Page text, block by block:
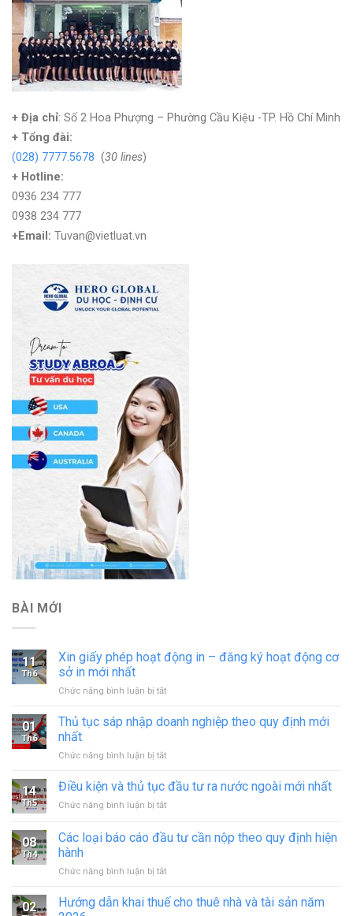
+ Địa chỉ: Số 2 Hoa Phượng – Phường Cầu Kiệu -TP. Hồ Chí Minh
+ Tổng đài:
(028) 7777.5678 (30 lines)
+ Hotline:
0936 234 777
0938 234 777
+Email: Tuvan@vietluat.vn
BÀI MỚI
11
Th6
Xin giấy phép hoạt động in – đăng ký hoạt động cơ
sở in mới nhất
Chức năng bình luận bị tắtở
giấy
động
–
ký
động
in
nhất
01
Th6
Thủ tục sáp nhập doanh nghiệp theo quy định mới
nhất
Chức năng bình luận bị tắtở
tục
nhập
nghiệp
định
nhất
14
Th5
Điều kiện và thủ tục đầu tư ra nước ngoài mới nhất
Chức năng bình luận bị tắtở
kiện
và
tục
tư
08
Th4
Các loại báo cáo đầu tư cần nộp theo quy định hiện
hành
Chức năng bình luận bị tắtở
loại
báo
02
Hướng dẫn khai thuế cho thuê nhà và tài sản năm